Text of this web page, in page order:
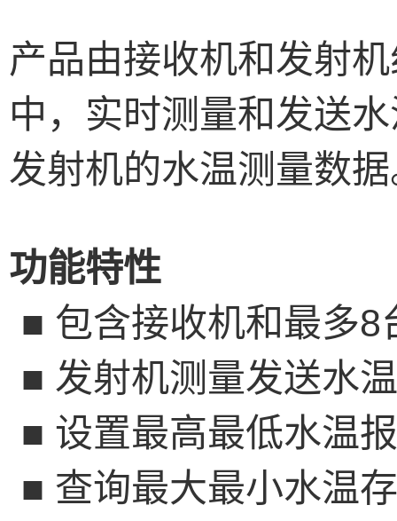
产品由接收机和发射
中，实时测量和发送
发射机的水温测量数
功能特性
■ 包含接收机和最多8
■ 发射机测量发送水
■ 设置最高最低水温
■ 查询最大最小水温